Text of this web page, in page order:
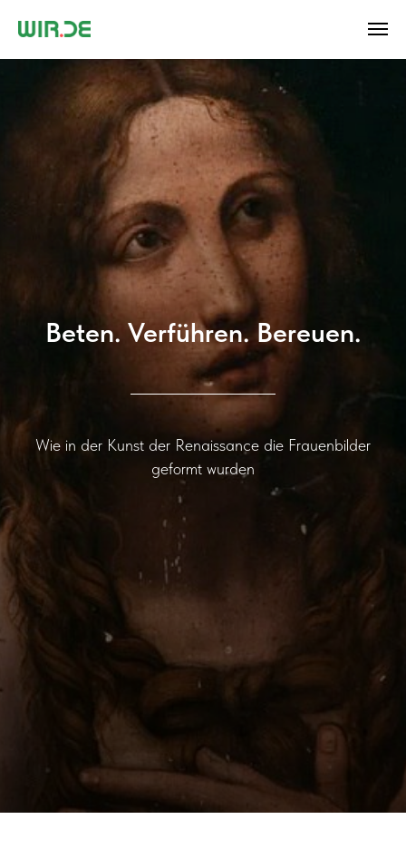
Beten. Verführen. Bereuen.
Wie in der Kunst der Renaissance die Frauenbilder
geformt wurden